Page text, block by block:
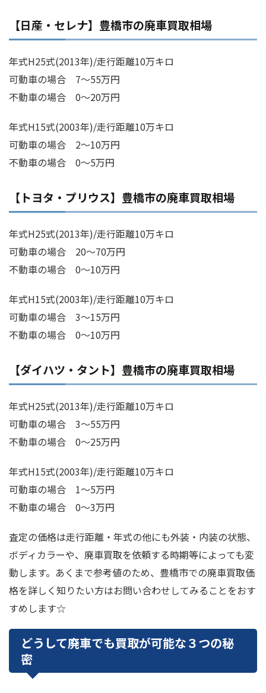
【日産・セレナ】豊橋市の廃車買取相場
年式H25式(2013年)/走行距離10万キロ
可動車の場合 7～55万円
不動車の場合 0～20万円
年式H15式(2003年)/走行距離10万キロ
可動車の場合 2～10万円
不動車の場合 0～5万円
【トヨタ・プリウス】豊橋市の廃車買取相場
年式H25式(2013年)/走行距離10万キロ
可動車の場合 20～70万円
不動車の場合 0～10万円
年式H15式(2003年)/走行距離10万キロ
可動車の場合 3～15万円
不動車の場合 0～10万円
【ダイハツ・タント】豊橋市の廃車買取相場
年式H25式(2013年)/走行距離10万キロ
可動車の場合 3～55万円
不動車の場合 0～25万円
年式H15式(2003年)/走行距離10万キロ
可動車の場合 1～5万円
不動車の場合 0～3万円
査定の価格は走行距離・年式の他にも外装・内装の状態、
ボディカラーや、廃車買取を依頼する時期等によっても変
動します。あくまで参考値のため、豊橋市での廃車買取価
格を詳しく知りたい方はお問い合わせしてみることをおす
すめします☆
どうして廃車でも買取が可能な３つの秘
密